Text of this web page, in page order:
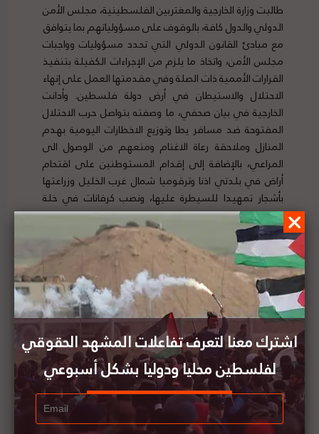
طالبت وزارة الخارجية والمغتربين الفلسطينية، مجلس الأمن
الدولي والدول كافة، بالوقوف على مسؤولياتهم بما يتوافق
مع مبادئ القانون الدولي التي تحدد مسؤوليات وواجبات
مجلس الأمن، واتخاذ ما يلزم من الإجراءات الكفيلة بتنفيذ
القرارات الأممية ذات الصلة وفي مقدمتها العمل على إنهاء
الاحتلال والاستيطان في أرض دولة فلسطين. وأدانت
الخارجية في بيان صحفي، ما وصفته بتواصل حرب الاحتلال
المفتوحة ضد مسافر يطا وتوزيع الاخطارات اليومية بهدم
المنازل وملاحقة رعاة الاغنام ومنعهم من الوصول الى
المراعي، بالإضافة إلى إقدام المستوطنين على اقتحام
أراض في بلدتي اذنا وترقوميا شمال غرب الخليل وزراعتها
بأشجار تمهيدا للسيطرة عليها، ونصب كرفانات في خلة
حسان غرب بلدة بديا وسط الضفة الغربية. تفاصيل البيان
ومصدره الأصلي
أكثر من ألف فنان وفنانة من إيرلندا يوقعون على
مقاطعة الاحتلال الإسرائيلي ثقافياً
محمد اشتية يعلن عودة الاتصالات الفلسطينية مع
الولايات المتحدة الأمريكية بخصوص إعادة فتح المكاتب
الدبلوماسية والقنصلية ودعم الأونروا
اشترك معنا لتعرف تفاعلات المشهد الحقوقي
لفلسطين محليا ودوليا بشكل أسبوعي